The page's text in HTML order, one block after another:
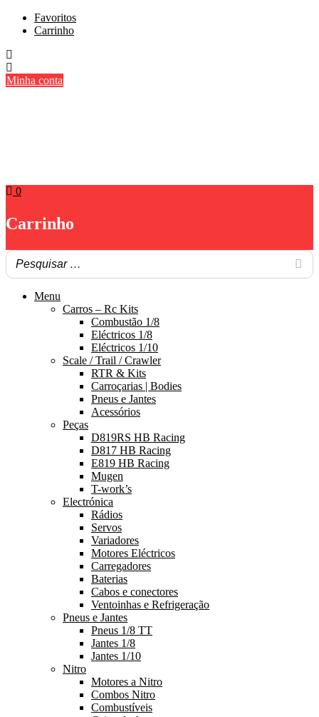
Skip
Favoritos
Carrinho
Minha conta
0
Carrinho
Menu
Carros – Rc Kits
Combustão 1/8
Eléctricos 1/8
Eléctricos 1/10
Scale / Trail / Crawler
RTR & Kits
Carroçarias | Bodies
Pneus e Jantes
Acessórios
Peças
D819RS HB Racing
D817 HB Racing
E819 HB Racing
Mugen
T-work’s
Electrónica
Rádios
Servos
Variadores
Motores Eléctricos
Carregadores
Baterias
Cabos e conectores
Ventoinhas e Refrigeração
Pneus e Jantes
Pneus 1/8 TT
Jantes 1/8
Jantes 1/10
Nitro
Motores a Nitro
Combos Nitro
Combustíveis